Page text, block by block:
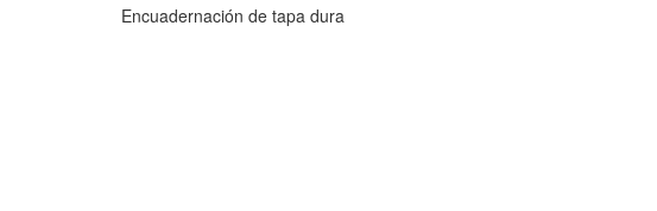
Encuadernación de tapa dura